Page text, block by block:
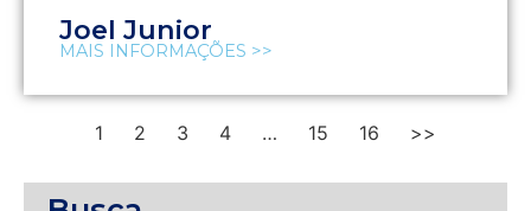
Joel Junior
MAIS INFORMAÇÕES >>
1 2 3 4 … 15 16 >>